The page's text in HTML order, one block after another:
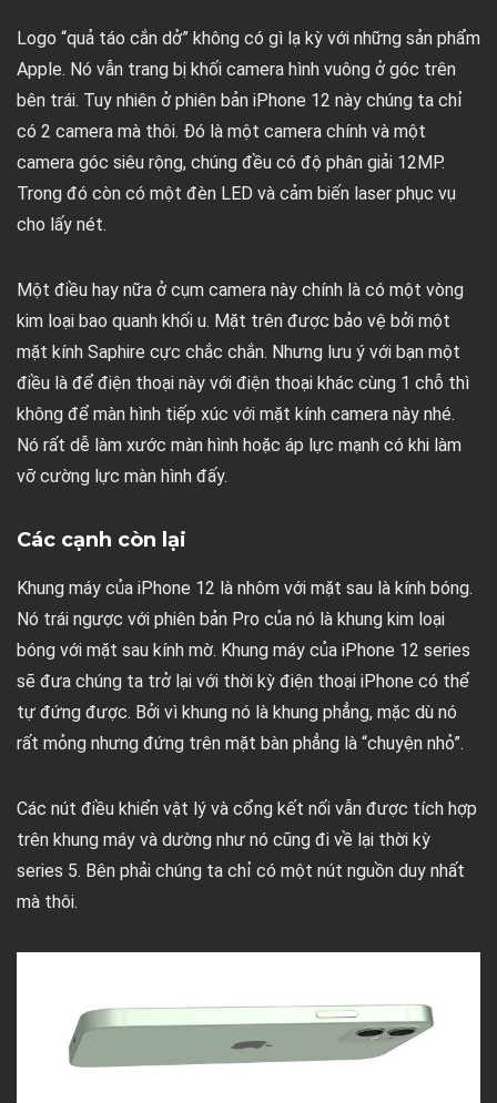
Logo “quả táo cắn dở” không có gì lạ kỳ với những sản phẩm
Apple. Nó vẫn trang bị khối camera hình vuông ở góc trên
bên trái. Tuy nhiên ở phiên bản iPhone 12 này chúng ta chỉ
có 2 camera mà thôi. Đó là một camera chính và một
camera góc siêu rộng, chúng đều có độ phân giải 12MP.
Trong đó còn có một đèn LED và cảm biến laser phục vụ
cho lấy nét.
Một điều hay nữa ở cụm camera này chính là có một vòng
kim loại bao quanh khối u. Mặt trên được bảo vệ bởi một
mặt kính Saphire cực chắc chắn. Nhưng lưu ý với bạn một
điều là để điện thoại này với điện thoại khác cùng 1 chỗ thì
không để màn hình tiếp xúc với mặt kính camera này nhé.
Nó rất dễ làm xước màn hình hoặc áp lực mạnh có khi làm
vỡ cường lực màn hình đấy.
Các cạnh còn lại
Khung máy của iPhone 12 là nhôm với mặt sau là kính bóng.
Nó trái ngược với phiên bản Pro của nó là khung kim loại
bóng với mặt sau kính mờ. Khung máy của iPhone 12 series
sẽ đưa chúng ta trở lại với thời kỳ điện thoại iPhone có thể
tự đứng được. Bởi vì khung nó là khung phẳng, mặc dù nó
rất mỏng nhưng đứng trên mặt bàn phẳng là “chuyện nhỏ”.
Các nút điều khiển vật lý và cổng kết nối vẫn được tích hợp
trên khung máy và dường như nó cũng đi về lại thời kỳ
series 5. Bên phải chúng ta chỉ có một nút nguồn duy nhất
mà thôi.